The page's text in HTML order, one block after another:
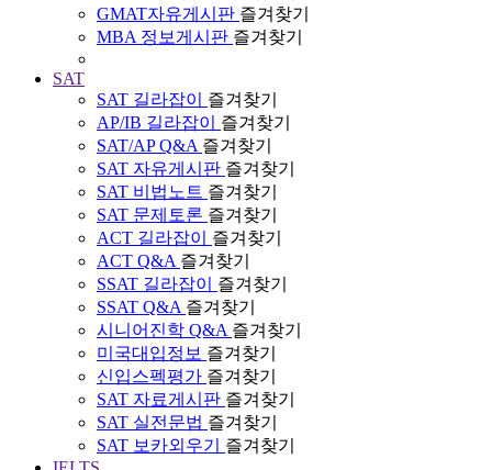
GMAT자유게시판 즐겨찾기
MBA 정보게시판 즐겨찾기
SAT
SAT 길라잡이
즐겨찾기
AP/IB 길라잡이
즐겨찾기
SAT/AP Q&A 즐겨찾기
SAT 자유게시판 즐겨찾기
SAT 비법노트 즐겨찾기
SAT 문제토론 즐겨찾기
ACT 길라잡이
즐겨찾기
ACT Q&A 즐겨찾기
SSAT 길라잡이
즐겨찾기
SSAT Q&A 즐겨찾기
시니어진학 Q&A 즐겨찾기
미국대입정보 즐겨찾기
신입스펙평가 즐겨찾기
SAT 자료게시판 즐겨찾기
SAT 실전문법 즐겨찾기
SAT 보카외우기
즐겨찾기